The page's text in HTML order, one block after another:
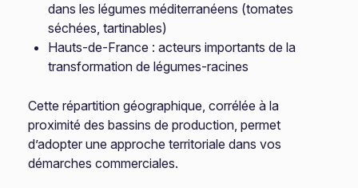
dans les légumes méditerranéens (tomates
séchées, tartinables)
Hauts-de-France : acteurs importants de la
transformation de légumes-racines
Cette répartition géographique, corrélée à la
proximité des bassins de production, permet
d’adopter une approche territoriale dans vos
démarches commerciales.